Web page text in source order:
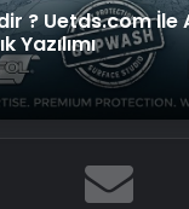
? Uetds.com İle
Yazılımı